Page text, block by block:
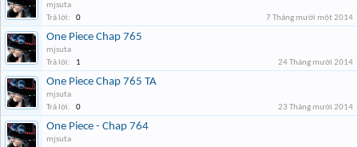
mjsuta
Trả lời:
0 7 Tháng mười một 2014
One Piece Chap 765
mjsuta
Trả lời:
1 24 Tháng mười 2014
One Piece Chap 765 TA
mjsuta
Trả lời:
0 23 Tháng mười 2014
One Piece - Chap 764
mjsuta